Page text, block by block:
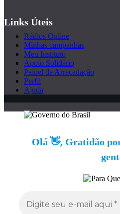
Links Úteis
Rádios Online
Minhas campanhas
Meu Instituto
Apoio Solidário
Painel de Arrecadação
Perfil
Ajuda
Olá 👋, Gratidão